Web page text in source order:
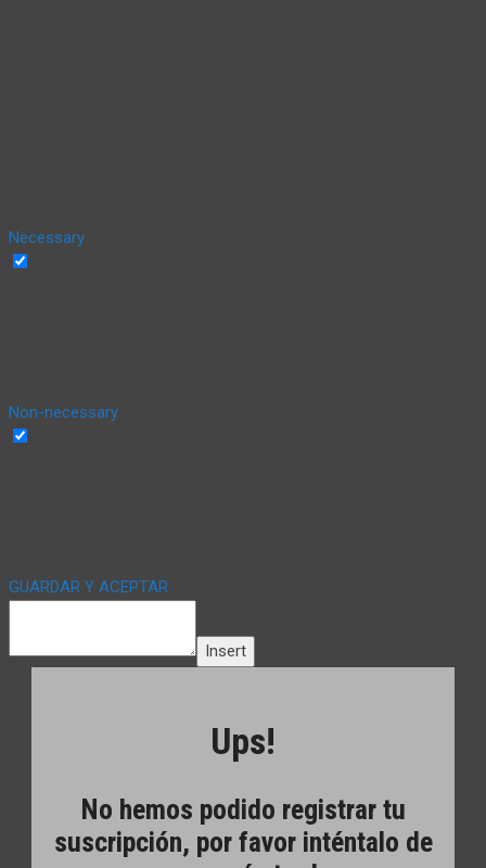
Necessary
Non-necessary
GUARDAR Y ACEPTAR
Insert
Ups!
No hemos podido registrar tu
suscripción, por favor inténtalo de